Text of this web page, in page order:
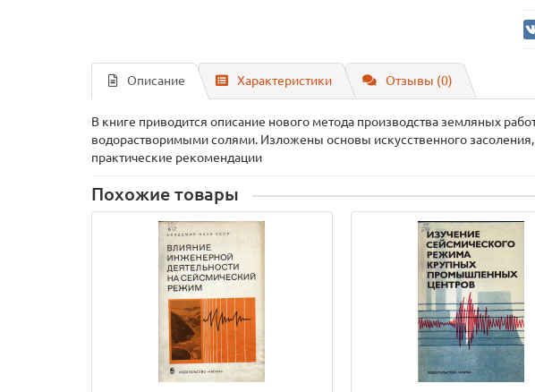
Описание Характеристики Отзывы (0)
В книге приводится описание нового метода производства земляных
водорастворимыми солями. Изложены основы искусственного
практические рекомендации
Похожие товары